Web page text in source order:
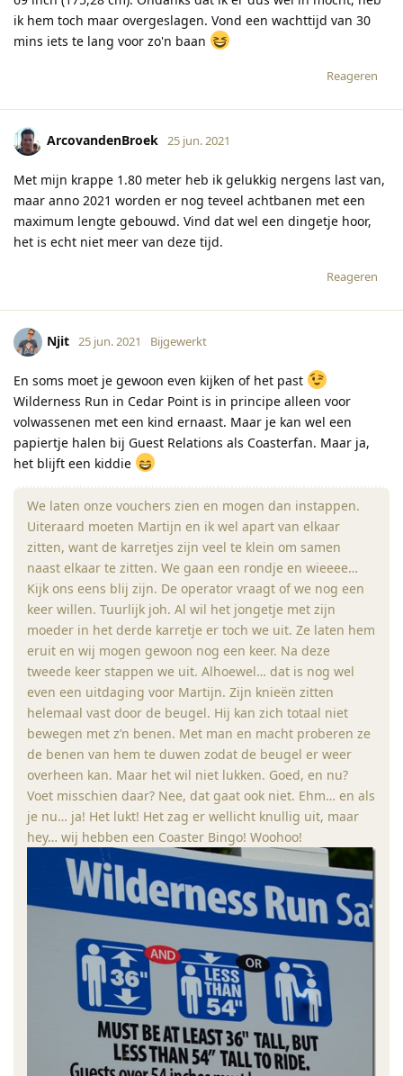
ik hem toch maar overgeslagen. Vond een wachttijd van 30
mins iets te lang voor zo'n baan
Reageren
ArcovandenBroek 25 jun. 2021
Met mijn krappe 1.80 meter heb ik gelukkig nergens last van,
maar anno 2021 worden er nog teveel achtbanen met een
maximum lengte gebouwd. Vind dat wel een dingetje hoor,
het is echt niet meer van deze tijd.
Reageren
Njit 25 jun. 2021 Bijgewerkt
En soms moet je gewoon even kijken of het past
Wilderness Run in Cedar Point is in principe alleen voor
volwassenen met een kind ernaast. Maar je kan wel een
papiertje halen bij Guest Relations als Coasterfan. Maar ja,
het blijft een kiddie
We laten onze vouchers zien en mogen dan instappen.
Uiteraard moeten Martijn en ik wel apart van elkaar
zitten, want de karretjes zijn veel te klein om samen
naast elkaar te zitten. We gaan een rondje en wieeee…
Kijk ons eens blij zijn. De operator vraagt of we nog een
keer willen. Tuurlijk joh. Al wil het jongetje met zijn
moeder in het derde karretje er toch we uit. Ze laten hem
eruit en wij mogen gewoon nog een keer. Na deze
tweede keer stappen we uit. Alhoewel… dat is nog wel
even een uitdaging voor Martijn. Zijn knieën zitten
helemaal vast door de beugel. Hij kan zich totaal niet
bewegen met z’n benen. Met man en macht proberen ze
de benen van hem te duwen zodat de beugel er weer
overheen kan. Maar het wil niet lukken. Goed, en nu?
Voet misschien daar? Nee, dat gaat ook niet. Ehm… en als
je nu… ja! Het lukt! Het zag er wellicht knullig uit, maar
hey… wij hebben een Coaster Bingo! Woohoo!